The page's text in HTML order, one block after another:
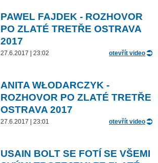
PAWEL FAJDEK - ROZHOVOR
PO ZLATÉ TRETŘE OSTRAVA
2017
27.6.2017 | 23:02 otevřít video
ANITA WŁODARCZYK -
ROZHOVOR PO ZLATÉ TRETŘE
OSTRAVA 2017
27.6.2017 | 23:01 otevřít video
USAIN BOLT SE FOTÍ SE VŠEMI